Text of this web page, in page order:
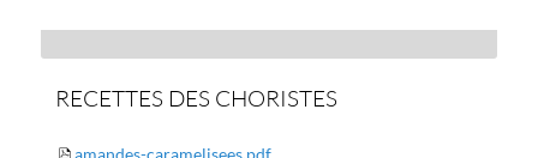
RECETTES DES CHORISTES
amandes-caramelisees.pdf